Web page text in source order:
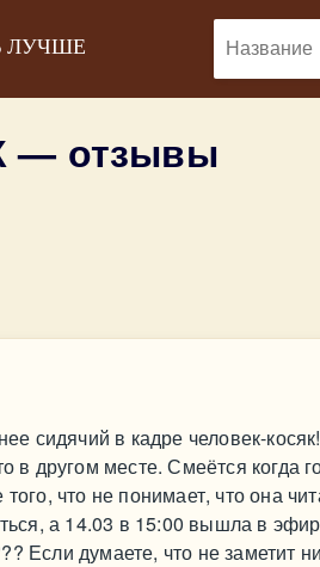
ЛУЧШЕ
— отзывы
сидячий в кадре человек-косяк!
в другом месте. Смеётся когда
что не понимает, что она
а 14.03 в 15:00 вышла в
думаете, что не заметит